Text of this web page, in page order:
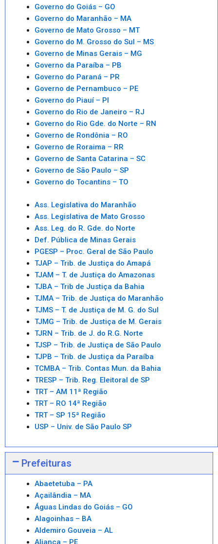
Governo do Goiás – GO
Governo do Maranhão – MA
Governo de Mato Grosso – MT
Governo do M. Grosso do Sul – MS
Governo de Minas Gerais – MG
Governo da Paraíba – PB
Governo do Paraná – PR
Governo de Pernambuco – PE
Governo do Piauí – PI
Governo do Rio de Janeiro – RJ
Governo do Rio Gde. do Norte – RN
Governo de Rondônia – RO
Governo de Roraima – RR
Governo de Santa Catarina – SC
Governo de São Paulo – SP
Governo do Tocantins – TO
Ass. Legislativa do Maranhão
Ass. Legislativa de Mato Grosso
Ass. Leg. do R. Gde. do Norte
Def. Pública de Minas Gerais
PGESP – Proc. Geral de São Paulo
TJAP – Trib. de Justiça do Amapá
TJAM – T. de Justiça do Amazonas
TJBA – Trib de Justiça da Bahia
TJMA – Trib. de Justiça do Maranhão
TJMS – T. de Justiça de M. G. do Sul
TJMG – Trib. de Justiça de M. Gerais
TJRN – Trib. de J. do R.G. Norte
TJSP – Trib. de Justiça de São Paulo
TJPB – Trib. de Justiça da Paraíba
TCMBA – Trib. Contas Mun. da Bahia
TRESP – Trib. Reg. Eleitoral de SP
TRT – AM 11ª Região
TRT – RO 14ª Região
TRT – SP 15ª Região
USP – Univ. de São Paulo SP
Prefeituras
Abaetetuba – PA
Açailândia – MA
Águas Lindas do Goiás – GO
Alagoinhas – BA
Aldemiro Gouveia – AL
Aliança – PE